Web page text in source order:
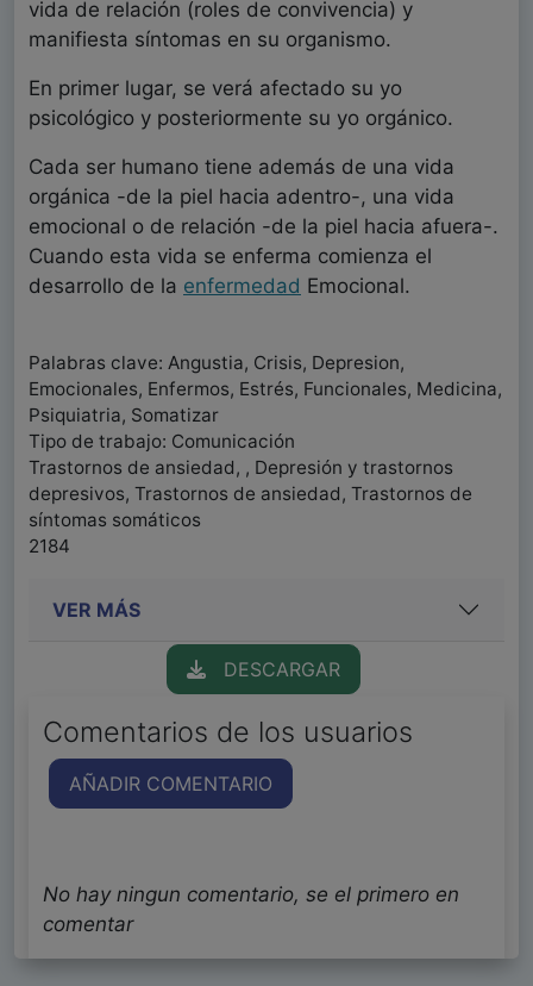
vida de relación (roles de convivencia) y
manifiesta síntomas en su organismo.
En primer lugar, se verá afectado su yo
psicológico y posteriormente su yo orgánico.
Cada ser humano tiene además de una vida
orgánica -de la piel hacia adentro-, una vida
emocional o de relación -de la piel hacia afuera-.
Cuando esta vida se enferma comienza el
desarrollo de la enfermedad Emocional.
Palabras clave: Angustia, Crisis, Depresion,
Emocionales, Enfermos, Estrés, Funcionales, Medicina,
Psiquiatria, Somatizar
Tipo de trabajo: Comunicación
Trastornos de ansiedad, , Depresión y trastornos
depresivos, Trastornos de ansiedad, Trastornos de
síntomas somáticos
2184
VER MÁS
DESCARGAR
Comentarios de los usuarios
AÑADIR COMENTARIO
No hay ningun comentario, se el primero en
comentar